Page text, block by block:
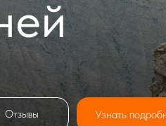
Отзывы Узнать